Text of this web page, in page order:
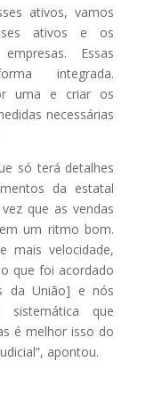
ativos, vamos
ativos e os
Essas
integrada.
uma e criar os
necessárias
só terá detalhes
da estatal
que as vendas
um ritmo bom.
mais velocidade,
que foi acordado
da União] e nós
sistemática que
é melhor isso do
apontou.